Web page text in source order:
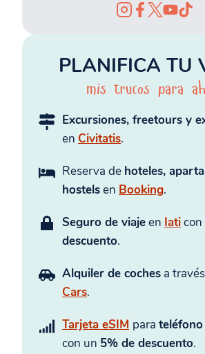
PLANIFICA TU
mis trucos para
Excursiones, freetours y
en Civitatis.
Reserva de hoteles,
hostelsen Booking.
Seguro de viajeen Iati
descuento.
Alquiler de coches a
Cars.
Tarjeta eSIM para
con un 5% de descuento.